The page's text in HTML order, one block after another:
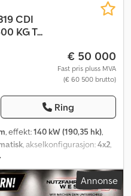
CDI
KG T...
€ 50 000
Fast pris pluss MVA
(€ 60 500 brutto)
Ring
, effekt:140 kW (190,35 hk),
, akselkonfigurasjon:4x2,
, utslippsklasse:Euro 6, farge:
, Utstyr:ABS, aircondition,Annonse